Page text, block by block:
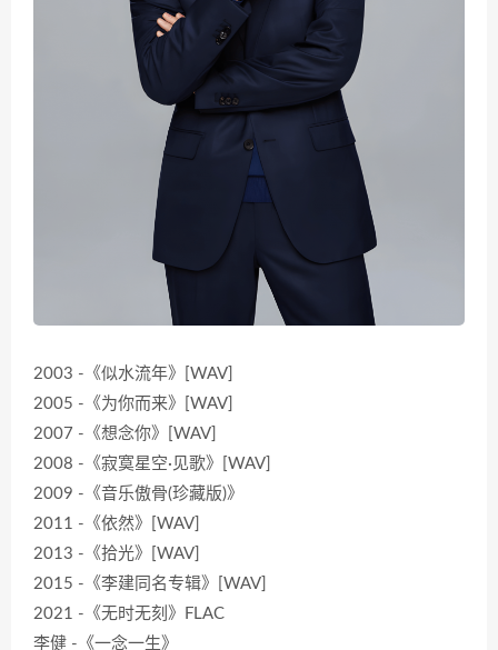
2003 -《似水流年》[WAV]
2005 -《为你而来》[WAV]
2007 -《想念你》[WAV]
2008 -《寂寞星空·见歌》[WAV]
2009 -《音乐傲骨(珍藏版)》
2011 -《依然》[WAV]
2013 -《拾光》[WAV]
2015 -《李建同名专辑》[WAV]
2021 -《无时无刻》FLAC
李健 -《一念一生》